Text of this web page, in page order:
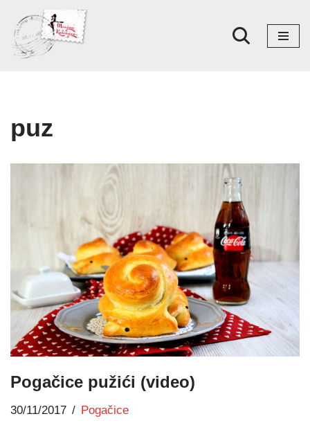
Skoči
na
puz
Pogačice pužići (video)
30/11/2017 Pogačice